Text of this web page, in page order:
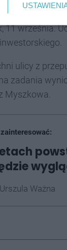
11 września.
ulicy z
zadania
Myszkowa.
Urszula Ważna